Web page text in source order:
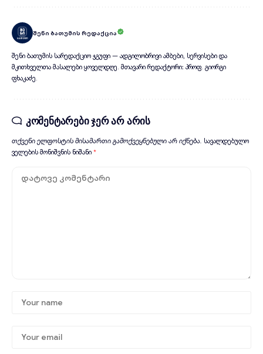
შენი ბათუმის რედაქცია
შენი ბათუმის სარედაქციო ჯგუფი — ადგილობრივი ამბები, სერვისები და
მკითხველთა მასალები ყოველდღე. მთავარი რედაქტორი: პროფ. გიორგი
ფხაკაძე.
კომენტარები ჯერ არ არის
თქვენი ელფოსტის მისამართი გამოქვეყნებული არ იქნება. სავალდებულო
ველების მონიშვნის ნიშანი *